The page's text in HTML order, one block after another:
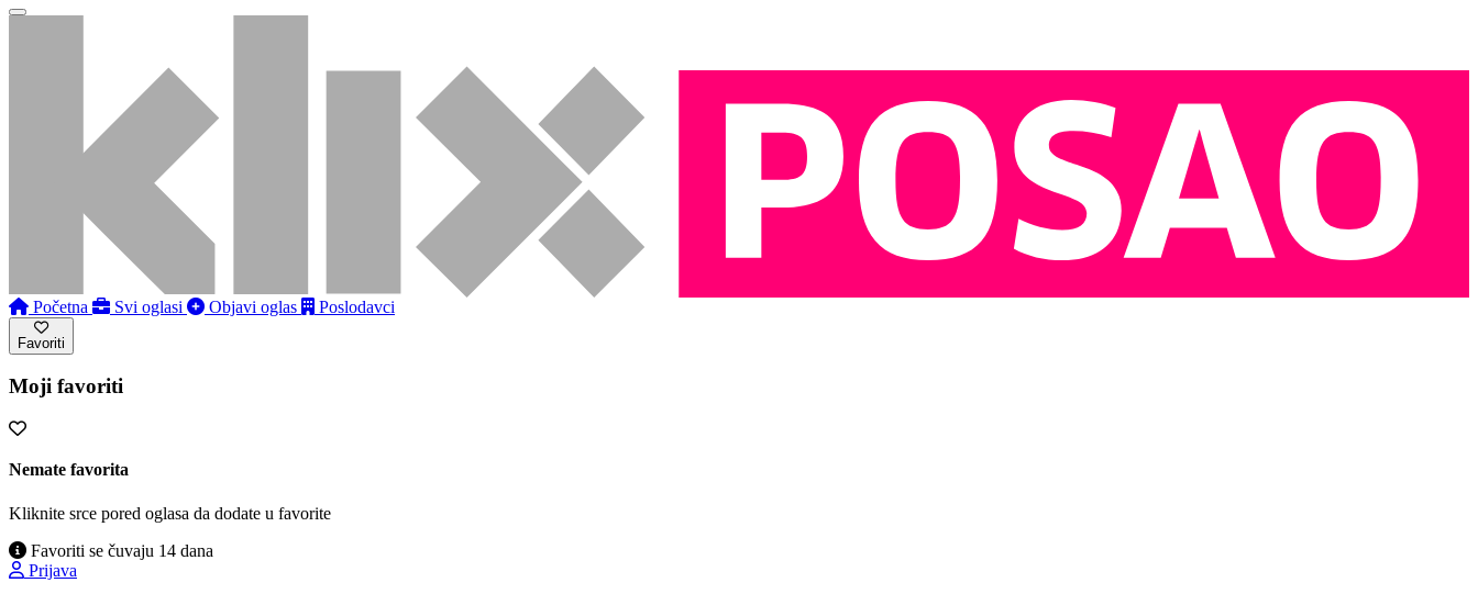
Početna Svi oglasi Objavi oglas Poslodavci
Favoriti
Moji favoriti
Nemate favorita
Kliknite srce pored oglasa da dodate u favorite
Favoriti se čuvaju 14 dana
Prijava